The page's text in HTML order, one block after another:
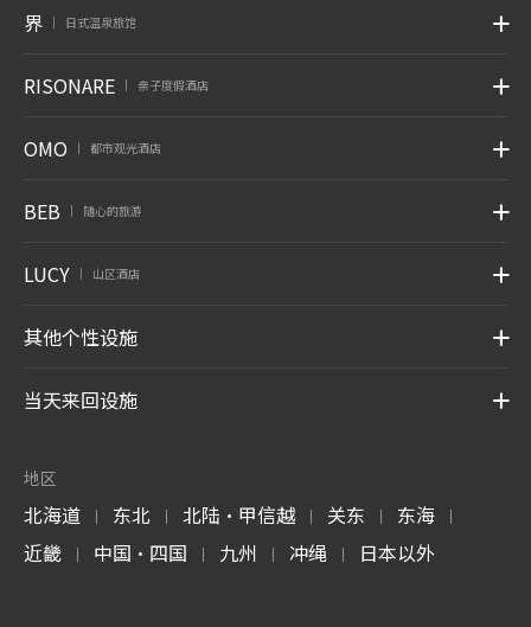
界 日式温泉旅馆
RISONARE 亲子度假酒店
OMO 都市观光酒店
BEB 随心的旅游
LUCY 山区酒店
其他个性设施
当天来回设施
地区
北海道 | 东北 | 北陆・甲信越 | 关东 | 东海 |
近畿 | 中国・四国 | 九州 | 冲绳 | 日本以外